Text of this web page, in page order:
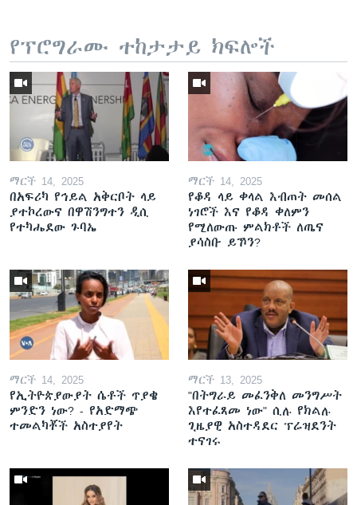
የፕሮግራሙ ተከታታይ ክፍሎች
ማርች 14, 2025
በአፍሪካ የኅይል አቅርቦት ላይ
ያተኮረውና በዋሽንግተን ዲሲ
የተካሔደው ጉባኤ
ማርች 14, 2025
የቆዳ ላይ ቀላል እብጠት መሰል
ነገሮች እና የቆዳ ቀለምን
የሚለውጡ ምልክቶች ለጤና
ያሳስቡ ይኾን?
ማርች 14, 2025
የኢትዮጵያውያት ሴቶች ጥያቄ
ምንድን ነው? - የአድማጭ
ተመልካቾች አስተያየት
ማርች 13, 2025
"በትግራይ መፈንቅለ መንግሥት
እየተፈጸመ ነው" ሲሉ የክልሉ
ጊዜያዊ አስተዳደር ፕሬዝደንት
ተናገሩ